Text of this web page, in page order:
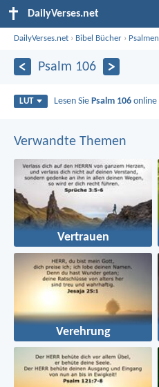
DailyVerses.net
DailyVerses.net › Bibel Bücher › Psalmen
Psalm 106
LUT Lesen Sie Psalm 106 online
Verwandte Themen
Vertrauen
Verehrung